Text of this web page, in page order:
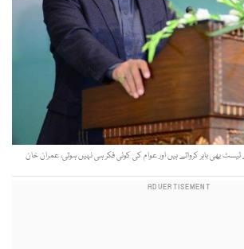
بھی باہر کرواتے ہیں اور عوام کی کوئی فکر ہی نہیں ہوتی، عمران خان